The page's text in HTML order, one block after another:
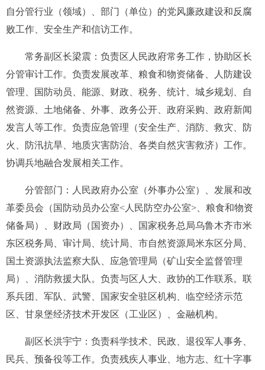
自分管行业（领域）、部门（单位） 的党风廉政建设和反腐
败工作、 安全生产和信访工作。
常务副区长梁震： 负责区人民政府常务工作 ， 协助区长
分管审计工作。 负责发展改革、 粮食和物资储备、 人防建设
管理
国防动员、能源、 财政、税务、统计、城乡规划、自
然资源
土地储备、 外事、 政务公开
政府采购、政府新闻
发言人等工作。 负责应急管理 （安全生产、 消防
救灾、防
火、防汛抗旱、地质灾害防治、各类自然灾害救济） 工作。
协调兵地融合发展相关工作。
分管部门： 人民政府办公室 （外事办公室）
、发展和改
革委员会（ 国防动员办公室< 人民防空办公室> 、粮食和物资
储备局）、财政局 （ 国资办）
国家税务总局乌鲁木齐市米
东区税务局、审计局、统计局、 市自然资源局米东区分局
国土资源执法监察大队、 应急管理局 （矿山安全监督管理
局） 消防救援大队 。 负责与区人大、政协的工作联系。 联
系兵团、 军队、武警、国家安全驻区机构、 临空经济示范
区、 甘泉堡经济技术开发区（工业区） 金融机构。
副区长洪宇宁 ： 负责科学技术、 民政
退役军人事务、
民兵、预备役等工作。 负责残疾人事业、地方志、红十字事